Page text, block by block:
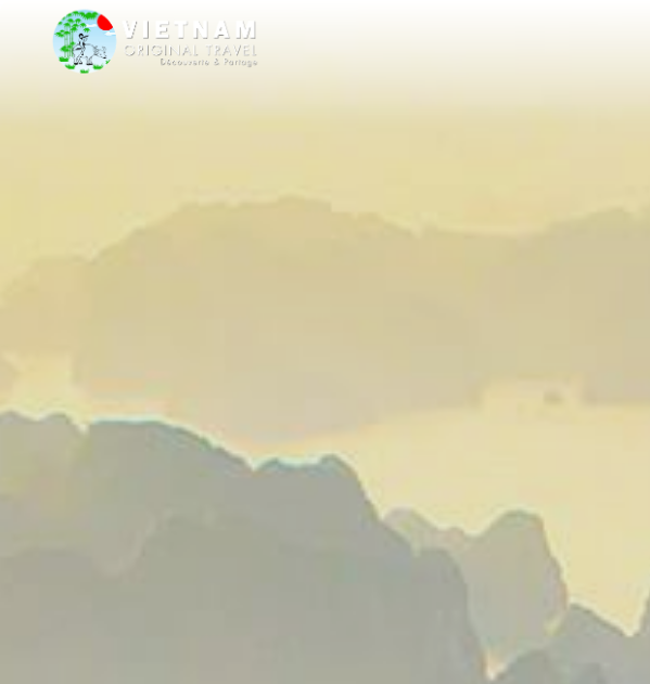
Nous serons très heureux de vous